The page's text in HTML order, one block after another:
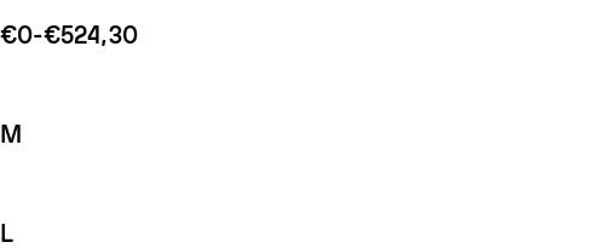
€0-€524,30
M
L